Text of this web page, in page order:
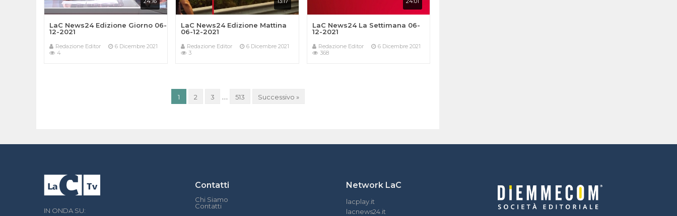
LaC News24 Edizione Giorno 06-
12-2021
Redazione Editor
6 Dicembre 2021
4
LaC News24 Edizione Mattina
06-12-2021
Redazione Editor
6 Dicembre 2021
3
LaC News24 La Settimana 06-
12-2021
Redazione Editor
6 Dicembre 2021
368
1 2 3 … 513 Successivo »
IN ONDA SU:
Contatti
Chi Siamo
Contatti
Network LaC
lacplay.it
lacnews24.it